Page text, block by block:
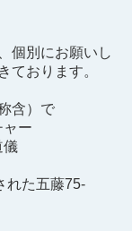
個別にお願いし
ております。
含）で
ャー
儀
れた五藤75-